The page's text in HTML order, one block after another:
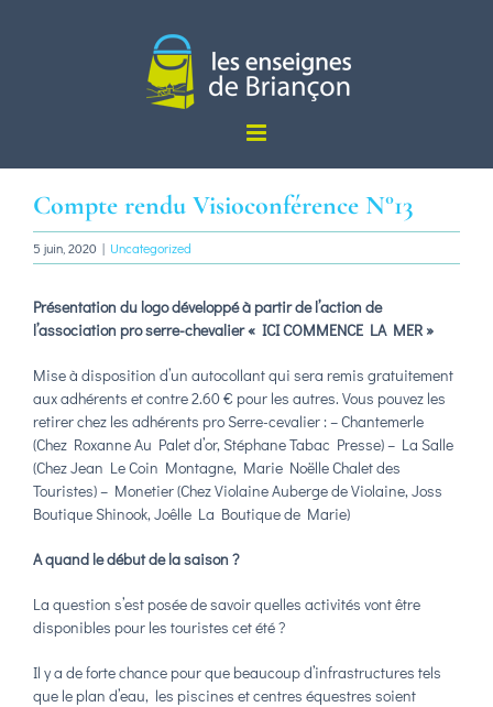
Compte rendu Visioconférence N°13
5 juin, 2020 | Uncategorized
Présentation du logo développé à partir de l’action de
l’association pro serre-chevalier « ICI COMMENCE LA MER »
Mise à disposition d’un autocollant qui sera remis gratuitement
aux adhérents et contre 2.60 € pour les autres. Vous pouvez les
retirer chez les adhérents pro Serre-cevalier : – Chantemerle
(Chez Roxanne Au Palet d’or, Stéphane Tabac Presse) – La Salle
(Chez Jean Le Coin Montagne, Marie Noëlle Chalet des
Touristes) – Monetier (Chez Violaine Auberge de Violaine, Joss
Boutique Shinook,Joêlle La Boutique de Marie)
A quand le début de la saison ?
La question s’est posée de savoir quelles activités vont être
disponibles pour les touristes cet été ?
Il y a de forte chance pour que beaucoup d’infrastructures tels
que le plan d’eau, les piscines et centres équestres soient